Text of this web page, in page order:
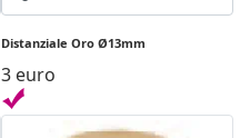
Distanziale Oro Ø13mm
3 euro